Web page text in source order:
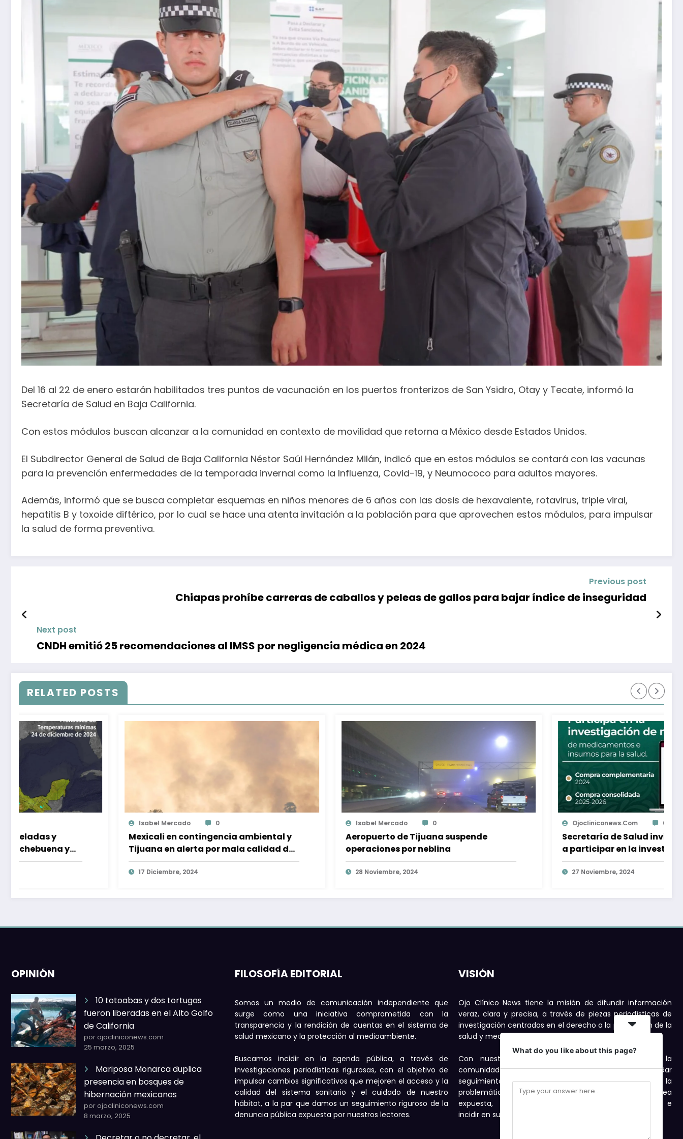
Del 16 al 22 de enero estarán habilitados tres puntos de vacunación en los puertos fronterizos de San Ysidro, Otay y Tecate, informó la
Secretaría de Salud en Baja California.
Con estos módulos buscan alcanzar a la comunidad en contexto de movilidad que retorna a México desde Estados Unidos.
El Subdirector General de Salud de Baja California Néstor Saúl Hernández Milán, indicó que en estos módulos se contará con las vacunas
para la prevención enfermedades de la temporada invernal como la Influenza, Covid-19, y Neumococo para adultos mayores.
Además, informó que se busca completar esquemas en niños menores de 6 años con las dosis de hexavalente, rotavirus, triple viral,
hepatitis B y toxoide diftérico, por lo cual se hace una atenta invitación a la población para que aprovechen estos módulos, para impulsar
la salud de forma preventiva.
Previous post
Chiapas prohíbe carreras de caballos y peleas de gallos para bajar índice de inseguridad
Next post
CNDH emitió 25 recomendaciones al IMSS por negligencia médica en 2024
RELATED POSTS
Mexicali en contingencia ambiental y
Tijuana en alerta por mala calidad del
aire
Aeropuerto de Tijuana suspende
operaciones por neblina
Secretaría de Salud invita a empresas
a participar en la investigación de
mercado para la compra
2025
OPINIÓN
10 totoabas y dos tortugas
fueron liberadas en el Alto Golfo
de California
por ojocliniconews.com
25 marzo, 2025
Mariposa Monarca duplica
presencia en bosques de
hibernación mexicanos
por ojocliniconews.com
8 marzo, 2025
FILOSOFÍA EDITORIAL
Somos un medio de comunicación independiente que
surge como una iniciativa comprometida con la
transparencia y la rendición de cuentas en el sistema de
salud mexicano y la protección al medioambiente.
Buscamos incidir en la agenda pública, a través de
investigaciones periodísticas rigurosas, con el objetivo de
impulsar cambios significativos que mejoren el acceso y la
calidad del sistema sanitario y el cuidado de nuestro
hábitat, a la par que damos un seguimiento riguroso de la
denuncia pública expuesta por nuestros lectores.
VISIÓN
Ojo Clínico News tiene la misión de difundir información
veraz, clara y precisa, a través de piezas periodísticas de
investigación centradas en el derecho a la protección de la
salud y medioambiente.
Con nuestras publicaciones buscamos motivar a la
comunidad a denunciar, con el compromiso de dar
seguimiento con investigaciones periodísticas a la
problemática de salud y medioambiente que sea
expuesta, como una forma de visibilizarla e
incidir en su solución.
What do you like about this page?